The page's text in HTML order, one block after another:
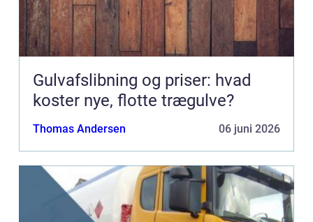
Gulvafslibning og priser: hvad
koster nye, flotte trægulve?
Thomas Andersen 06 juni 2026